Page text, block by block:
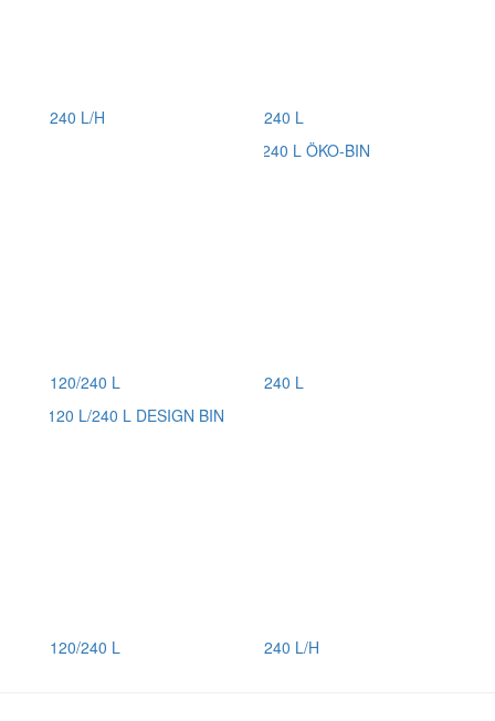
240 L/H 240 L
120/240 L 240 L
120/240 L 240 L/H